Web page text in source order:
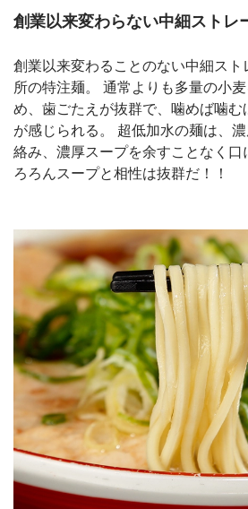
創業以来変わらない中細ストレ
創業以来変わることのない中細スト
所の特注麺。 通常よりも多量の小
め、歯ごたえが抜群で、噛めば噛む
が感じられる。 超低加水の麺は、
絡み、濃厚スープを余すことなく口
ろろんスープと相性は抜群だ！！